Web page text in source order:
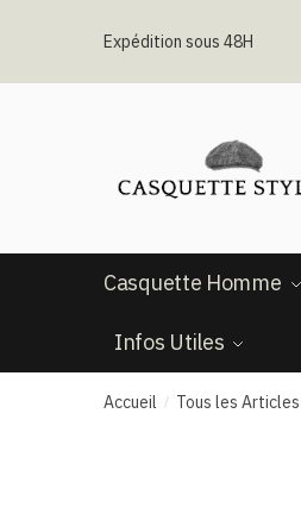
Expédition sous 48H
Casquette Homme
Infos Utiles
Accueil / Tous les Articles